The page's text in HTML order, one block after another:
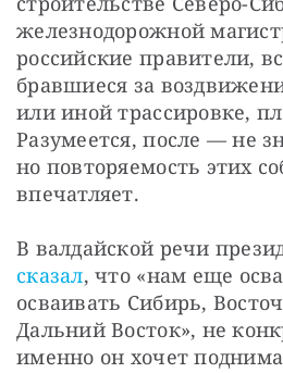
железнодорожной
российские правители,
бравшиеся за
или иной трассировке,
Разумеется, после — не
но повторяемость этих
впечатляет.
сказал, что «нам еще
осваивать Сибирь,
Дальний Восток», не
именно он хочет